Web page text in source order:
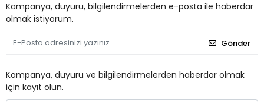
Kampanya, duyuru, bilgilendirmelerden e-posta ile haberdar
olmak istiyorum.
Gönder
Kampanya, duyuru ve bilgilendirmelerden haberdar olmak
için kayıt olun.